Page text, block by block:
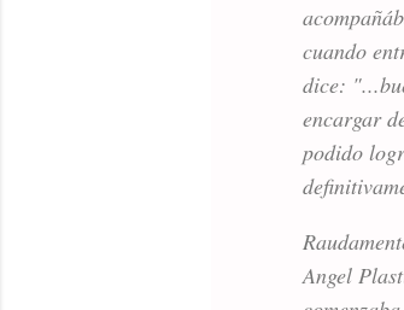
cuando
dice:
encargar
podido
Angel